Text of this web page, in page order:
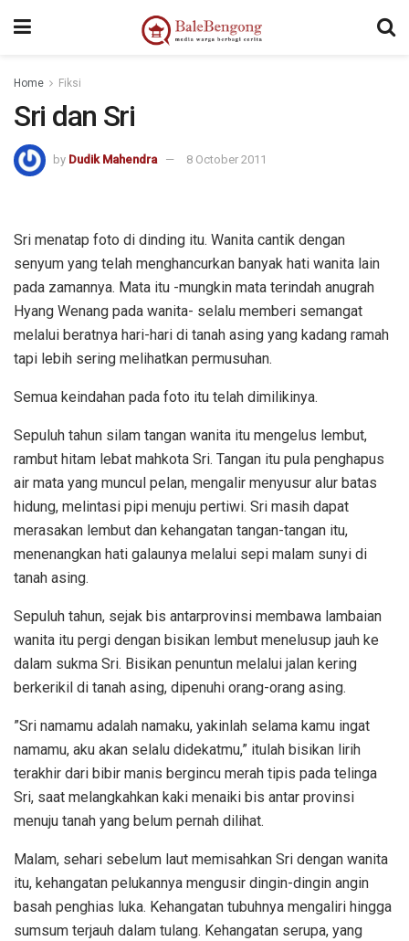
Home Fiksi
Sri dan Sri
by Dudik Mahendra 8 October 2011
Sri menatap foto di dinding itu. Wanita cantik dengan
senyum yang telah menghancurkan banyak hati wanita lain
pada zamannya. Mata itu -mungkin mata terindah anugrah
Hyang Wenang pada wanita- selalu memberi semangat
melalui beratnya hari-hari di tanah asing yang kadang ramah
tapi lebih sering melihatkan permusuhan.
Semua keindahan pada foto itu telah dimilikinya.
Sepuluh tahun silam tangan wanita itu mengelus lembut,
rambut hitam lebat mahkota Sri. Tangan itu pula penghapus
air mata yang muncul pelan, mengalir menyusur alur batas
hidung, melintasi pipi menuju pertiwi. Sri masih dapat
merasakan lembut dan kehangatan tangan-tangan itu,
menenangkan hati galaunya melalui sepi malam sunyi di
tanah asing.
Sepuluh tahun, sejak bis antarprovinsi membawa lambaian
wanita itu pergi dengan bisikan lembut menelusup jauh ke
dalam sukma Sri. Bisikan penuntun melalui jalan kering
berkerikil di tanah asing, dipenuhi orang-orang asing.
”Sri namamu adalah namaku, yakinlah selama kamu ingat
namamu, aku akan selalu didekatmu,” itulah bisikan lirih
terakhir dari bibir manis bergincu merah tipis pada telinga
Sri, saat melangkahkan kaki menaiki bis antar provinsi
menuju tanah yang belum pernah dilihat.
Malam, sehari sebelum laut memisahkan Sri dengan wanita
itu, kehangatan pelukannya mengusir dingin-dingin angin
basah penghias luka. Kehangatan tubuhnya mengaliri hingga
sumsum terjauh dalam tulang. Kehangatan serupa, yang